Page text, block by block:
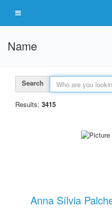
Name
Search
Results: 3415
Anna Sílvia